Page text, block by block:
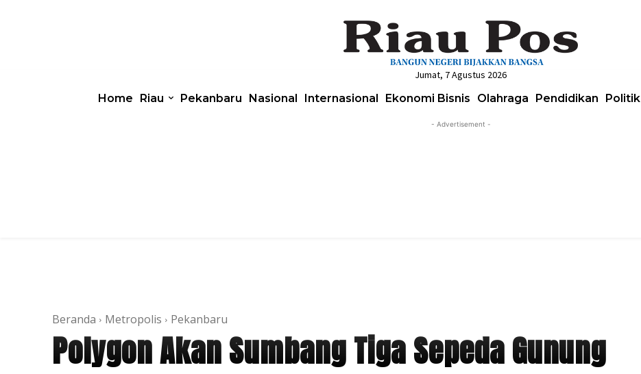
Jumat, 7 Agustus 2026
Home Riau Pekanbaru Nasional Internasional Ekonomi Bisnis Olahraga Pendidikan Politik
- Advertisement -
Beranda Metropolis Pekanbaru
Polygon Akan Sumbang Tiga Sepeda Gunung